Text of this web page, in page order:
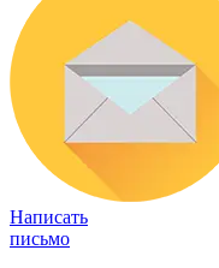
Написать
письмо